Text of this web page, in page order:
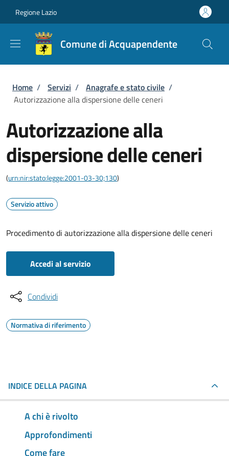
Regione Lazio
Comune di Acquapendente
Briciole di pane
Home / Servizi / Anagrafe e stato civile /
Autorizzazione alla dispersione delle ceneri
Autorizzazione alla
dispersione delle ceneri
(urn:nir:stato:legge:2001-03-30;130)
Servizio attivo
Procedimento di autorizzazione alla dispersione delle ceneri
Accedi al servizio
Condividi
Normativa di riferimento
INDICE DELLA PAGINA
A chi è rivolto
Approfondimenti
Come fare